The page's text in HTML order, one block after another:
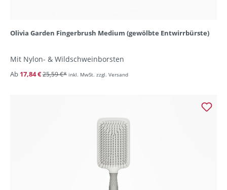
Olivia Garden Fingerbrush Medium (gewölbte Entwirrbürste)
Mit Nylon- & Wildschweinborsten
Ab 17,84 €25,59 €* inkl. MwSt. zzgl. Versand